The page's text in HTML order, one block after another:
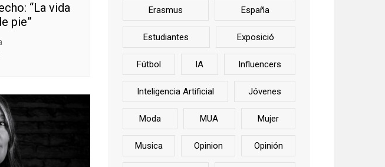
“La vida
pie”
Erasmus España
Estudiantes Exposició
Fútbol IA Influencers
Inteligencia Artificial Jóvenes
Moda MUA Mujer
Musica Opinion Opinión